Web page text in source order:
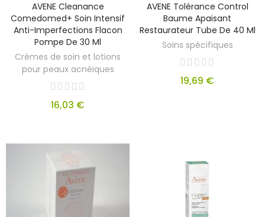
AVENE Cleanance
Comedomed+ Soin Intensif
Anti-Imperfections Flacon
Pompe De 30 Ml
Crèmes de soin et lotions
pour peaux acnéiques
16,03 €
AVENE Tolérance Control
Baume Apaisant
Restaurateur Tube De 40 Ml
Soins spécifiques
19,69 €